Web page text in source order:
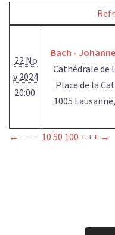
22 No
v 2024
20:00
Bach -
Cathédrale de
Place de la
1005
← −− − 10 50 100 + ++ →